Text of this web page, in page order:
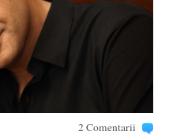
2 Comentarii